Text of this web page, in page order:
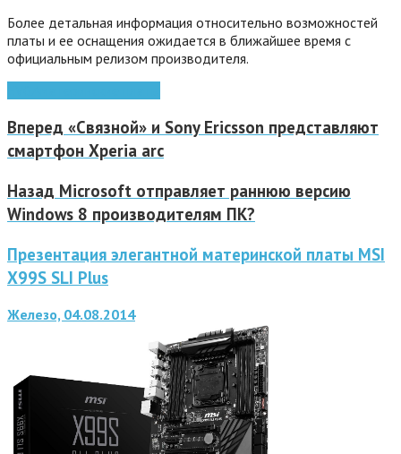
Более детальная информация относительно возможностей
платы и ее оснащения ожидается в ближайшее время с
официальным релизом производителя.
Вперед «Связной» и Sony Ericsson представляют
смартфон Xperia arc
Назад Microsoft отправляет раннюю версию
Windows 8 производителям ПК?
Презентация элегантной материнской платы MSI
X99S SLI Plus
Железо, 04.08.2014